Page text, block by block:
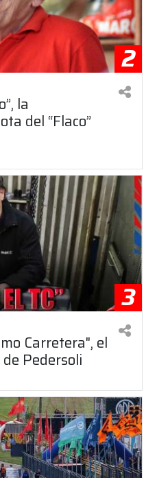
2
la
del “Flaco”
3
Carretera", el
Pedersoli